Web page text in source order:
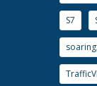
S7